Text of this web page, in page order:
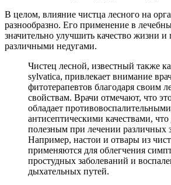
В целом, влияние чистца лесного на
разнообразно. Его применение в
значительно улучшить качество жизни и
различными недугами.
Чистец лесной, известный также
sylvatica, привлекает внимание
фитотерапевтов благодаря своим
свойствам. Врачи отмечают, что
обладает
антисептическими качествами, что
полезным при лечении различных
Например, настои и отвары из
применяются для облегчения
простудных заболеваний и
дыхательных путей.